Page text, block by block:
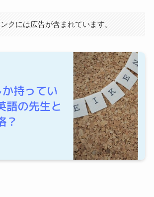
クには広告が含まれています。